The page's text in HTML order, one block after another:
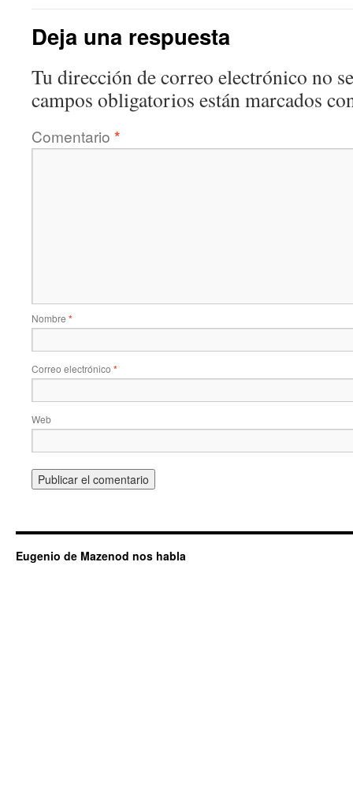
Deja una respuesta
Tu dirección de correo electrónico no
campos obligatorios están marcados
Comentario *
Nombre *
Correo electrónico *
Web
Eugenio de Mazenod nos habla